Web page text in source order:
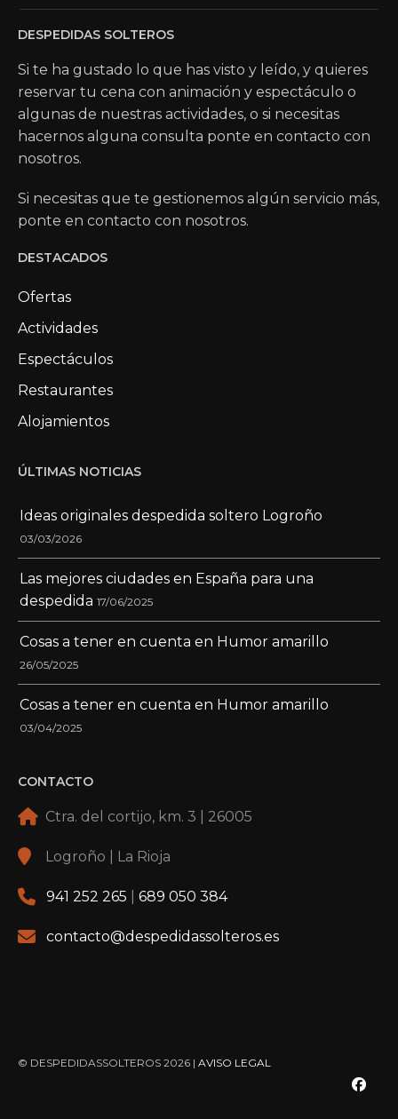
DESPEDIDAS SOLTEROS
Si te ha gustado lo que has visto y leído, y quieres
reservar tu cena con animación y espectáculo o
algunas de nuestras actividades, o si necesitas
hacernos alguna consulta ponte en contacto con
nosotros.
Si necesitas que te gestionemos algún servicio más,
ponte en contacto con nosotros.
DESTACADOS
Ofertas
Actividades
Espectáculos
Restaurantes
Alojamientos
ÚLTIMAS NOTICIAS
Ideas originales despedida soltero Logroño
03/03/2026
Las mejores ciudades en España para una
despedida 17/06/2025
Cosas a tener en cuenta en Humor amarillo
26/05/2025
Cosas a tener en cuenta en Humor amarillo
03/04/2025
CONTACTO
Ctra. del cortijo, km. 3 | 26005
Logroño | La Rioja
941 252 265 689 050 384
contacto@despedidassolteros.es
© DESPEDIDASSOLTEROS 2026 | AVISO LEGAL